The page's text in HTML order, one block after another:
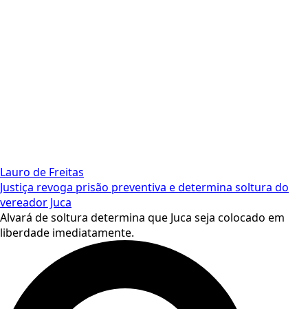
Lauro de Freitas
Justiça revoga prisão preventiva e determina soltura do
vereador Juca
Alvará de soltura determina que Juca seja colocado em
liberdade imediatamente.